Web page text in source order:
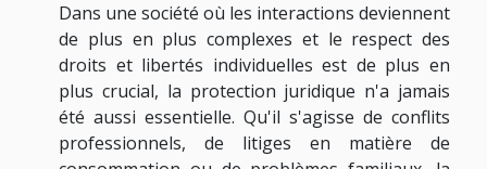
Dans une société où les interactions deviennent
de plus en plus complexes et le respect des
droits et libertés individuelles est de plus en
plus crucial, la protection juridique n'a jamais
été aussi essentielle. Qu'il s'agisse de conflits
professionnels, de litiges en matière de